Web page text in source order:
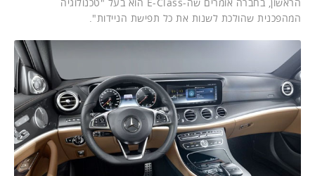
המהפכנית שהולכת לשנות את כל תפישת הניידות".